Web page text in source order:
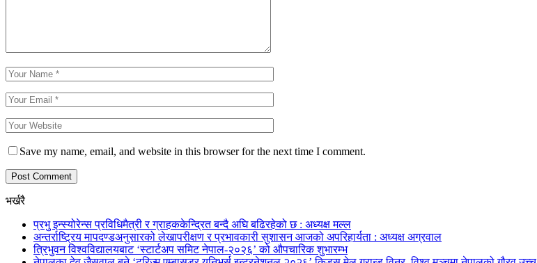
Save my name, email, and website in this browser for the next time I comment.
भर्खरै
प्रभु इन्स्योरेन्स प्रविधिमैत्री र ग्राहककेन्द्रित बन्दै अघि बढिरहेको छ : अध्यक्ष मल्ल
अन्तर्राष्ट्रिय मापदण्डअनुसारको लेखापरीक्षण र प्रभावकारी सुशासन आजको अपरिहार्यता : अध्यक्ष अग्रवाल
त्रिभुवन विश्वविद्यालयबाट ‘स्टार्टअप समिट नेपाल-२०२६’ को औपचारिक शुभारम्भ